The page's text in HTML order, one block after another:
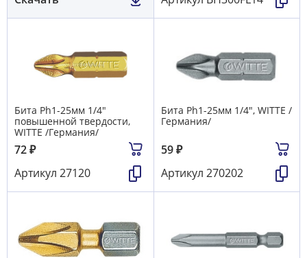
Бита Ph1-25мм 1/4"
повышенной твердости,
WITTE /Германия/
72₽
Артикул 27120
Бита Ph1-25мм 1/4", WITTE /
Германия/
59₽
Артикул 270202